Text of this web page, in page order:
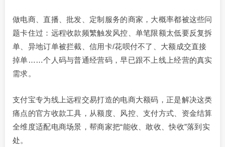
做电商、直播、批发、定制服务的商家，大概率都被这些问
题卡住过：远程收款频繁触发风控、单笔限额太低要反复拆
单、异地订单被拦截、信用卡/花呗付不了、大额成交直接
掉单……个人码与普通经营码，早已跟不上线上经营的真实
需求。
支付宝专为线上远程交易打造的电商大额码，正是解决这类
痛点的官方收款工具，从额度、风控、支付方式、资金结算
全维度适配电商场景，帮商家把“能收、敢收、快收”落到实
处。